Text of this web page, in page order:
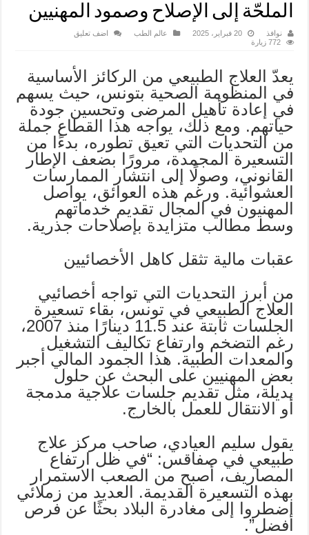
الملحّة إلى الإصلاح وصمود المهنيين
نوافذ 20 فبراير، 2025 عالم الطب
اضف تعليق
772 زيارة
يعدّ العلاج الطبيعي من الركائز الأساسية
في المنظومة الصحية بتونس، حيث يسهم
في إعادة تأهيل المرضى وتحسين جودة
حياتهم. ومع ذلك، يواجه هذا القطاع جملة
من التحديات التي تعيق تطوره، بدءًا من
التسعيرة المجمدة، مرورًا بضعف الإطار
القانوني، وصولًا إلى انتشار الممارسات
العشوائية. ورغم هذه العوائق، يواصل
المهنيون في المجال تقديم خدماتهم
وسط مطالب متزايدة بإصلاحات جذرية.
عقبات مالية تثقل كاهل الأخصائيين
من أبرز التحديات التي تواجه أخصائيي
العلاج الطبيعي في تونس، بقاء تسعيرة
الجلسات ثابتة عند 11.5 دينارًا منذ 2007،
رغم التضخم وارتفاع تكاليف التشغيل
والمعدات الطبية. هذا الجمود المالي أجبر
بعض المهنيين على البحث عن حلول
بديلة، مثل تقديم جلسات علاجية مدمجة
أو الانتقال للعمل بالخارج.
يقول سليم العيادي، صاحب مركز علاج
طبيعي في صفاقس: “في ظل ارتفاع
المصاريف، أصبح من الصعب الاستمرار
بهذه التسعيرة القديمة. العديد من زملائي
اضطروا إلى مغادرة البلاد بحثًا عن فرص
أفضل”.